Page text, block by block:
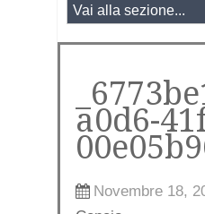
a0d6-
Novembre 18,